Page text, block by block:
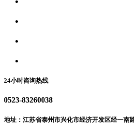
24小时咨询热线
0523-83260038
地址：江苏省泰州市兴化市经济开发区经一南